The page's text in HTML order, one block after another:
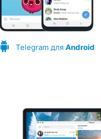
Telegram для Android